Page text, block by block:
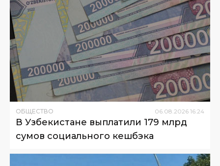
ОБЩЕСТВО 06 08 2026 16:24
В Узбекистане выплатили 179 млрд
сумов социального кешбэка